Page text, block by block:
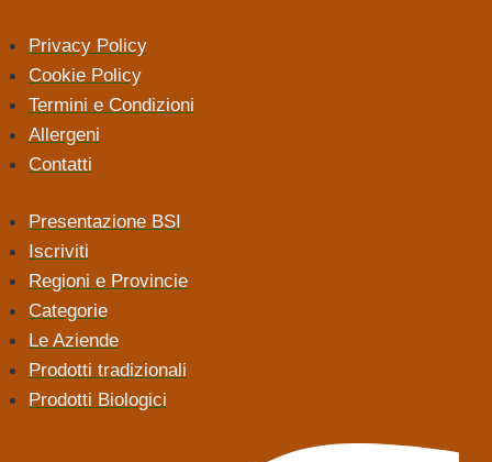
Privacy Policy
Cookie Policy
Termini e Condizioni
Allergeni
Contatti
Presentazione BSI
Iscriviti
Regioni e Provincie
Categorie
Le Aziende
Prodotti tradizionali
Prodotti Biologici